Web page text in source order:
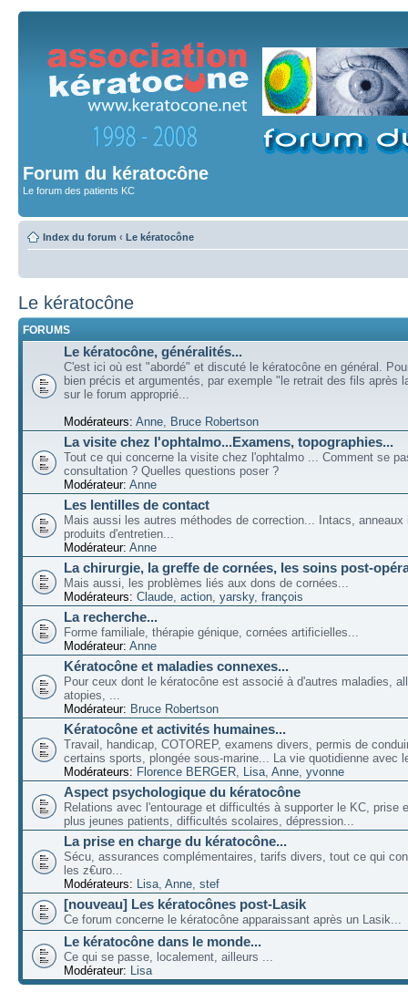
Forum du kératocône
Le forum des patients KC
Index du forum ‹ Le kératocône
Le kératocône
FORUMS
Le kératocône, généralités...
C'est ici où est "abordé" et discuté le kératocône en général.
bien précis et argumentés, par exemple "le retrait des fils après
sur le forum approprié...
Modérateurs: Anne Bruce Robertson
La visite chez l'ophtalmo...Examens, topographies...
Tout ce qui concerne la visite chez l'ophtalmo ... Comment se
consultation ? Quelles questions poser ?
Modérateur: Anne
Les lentilles de contact
Mais aussi les autres méthodes de correction... Intacs, anneaux
produits d'entretien...
Modérateur: Anne
La chirurgie, la greffe de cornées, les soins post-
Mais aussi, les problèmes liés aux dons de cornées...
Modérateurs: Claude action yarsky, françois
La recherche...
Forme familiale, thérapie génique, cornées artificielles...
Modérateur: Anne
Kératocône et maladies connexes...
Pour ceux dont le kératocône est associé à d'autres maladies,
atopies, ...
Modérateur: Bruce Robertson
Kératocône et activités humaines...
Travail, handicap, COTOREP, examens divers, permis de
certains sports, plongée sous-marine... La vie quotidienne avec
Modérateurs: Florence BERGER Lisa Anne yvonne
Aspect psychologique du kératocône
Relations avec l'entourage et difficultés à supporter le KC, prise
plus jeunes patients, difficultés scolaires, dépression...
La prise en charge du kératocône...
Sécu, assurances complémentaires, tarifs divers, tout ce qui
les z€uro...
Modérateurs: Lisa Anne stef
[nouveau] Les kératocônes post-Lasik
Ce forum concerne le kératocône apparaissant après un Lasik...
Le kératocône dans le monde...
Ce qui se passe, localement, ailleurs ...
Modérateur: Lisa